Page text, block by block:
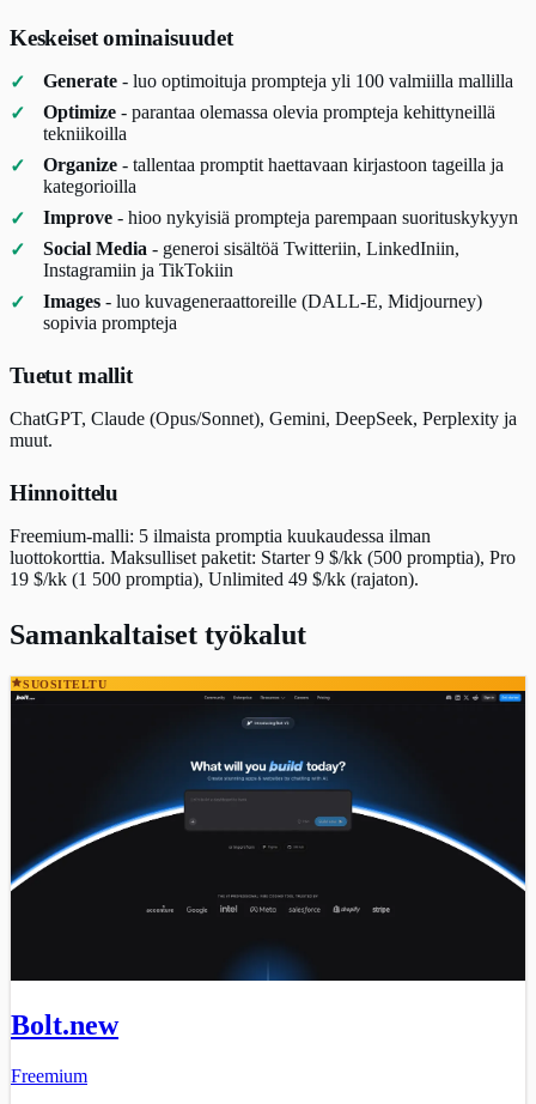
Keskeiset ominaisuudet
Generate - luo optimoituja prompteja yli 100 valmiilla mallilla
Optimize - parantaa olemassa olevia prompteja kehittyneillä
tekniikoilla
Organize - tallentaa promptit haettavaan kirjastoon tageilla ja
kategorioilla
Improve - hioo nykyisiä prompteja parempaan suorituskykyyn
Social Media - generoi sisältöä Twitteriin, LinkedIniin,
Instagramiin ja TikTokiin
Images - luo kuvageneraattoreille (DALL-E, Midjourney)
sopivia prompteja
Tuetut mallit
ChatGPT, Claude (Opus/Sonnet), Gemini, DeepSeek, Perplexity ja
muut.
Hinnoittelu
Freemium-malli: 5 ilmaista promptia kuukaudessa ilman
luottokorttia. Maksulliset paketit: Starter 9 $/kk (500 promptia), Pro
19 $/kk (1 500 promptia), Unlimited 49 $/kk (rajaton).
Samankaltaiset työkalut
SUOSITELTU
Bolt.new
Freemium